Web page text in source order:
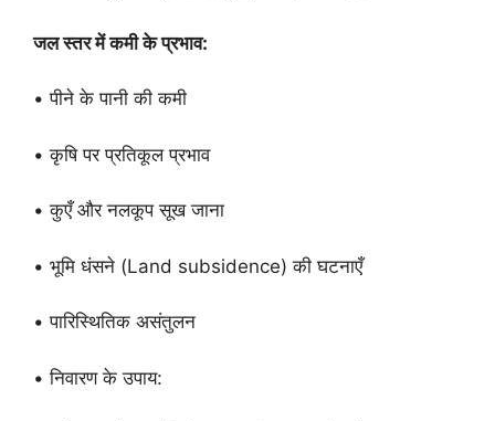
जल स्तर में कमी के प्रभाव:
• पीने के पानी की कमी
• कृषि पर प्रतिकूल प्रभाव
• कुएँ और नलकूप सूख जाना
• भूमि धंसने (Land subsidence) की घटनाएँ
• पारिस्थितिक असंतुलन
• निवारण के उपाय: